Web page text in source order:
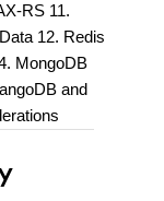
RS 11.
12. Redis
MongoDB
and